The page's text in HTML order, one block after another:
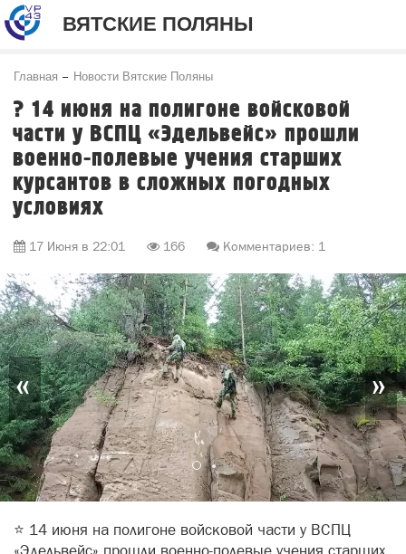
ВЯТСКИЕ ПОЛЯНЫ
Главная Новости Вятские Поляны
? 14 июня на полигоне войсковой
части у ВСПЦ «Эдельвейс» прошли
военно-полевые учения старших
курсантов в сложных погодных
условиях
17 Июня в 22:01 166 Комментариев: 1
« »
⭐ 14 июня на полигоне войсковой части у ВСПЦ
«Эдельвейс» прошли военно-полевые учения старших